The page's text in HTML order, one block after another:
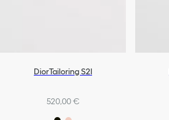
DiorTailoring S2I
520,00 €